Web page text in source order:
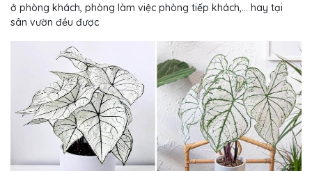
ở phòng khách, phòng làm việc phòng tiếp khách,… hay tại
sân vườn đều được